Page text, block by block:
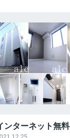
ンターネット無